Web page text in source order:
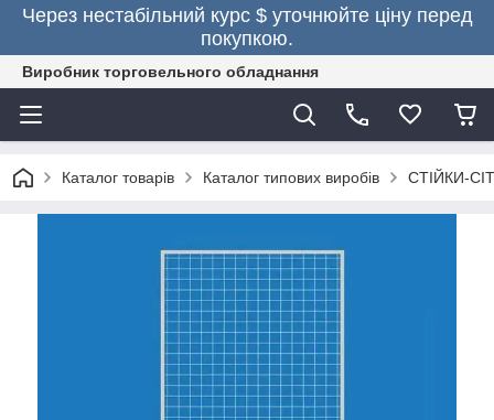
Через нестабільний курс $ уточнюйте ціну перед
покупкою.
Виробник торговельного обладнання
Каталог товарів Каталог типових виробів СТІЙКИ-